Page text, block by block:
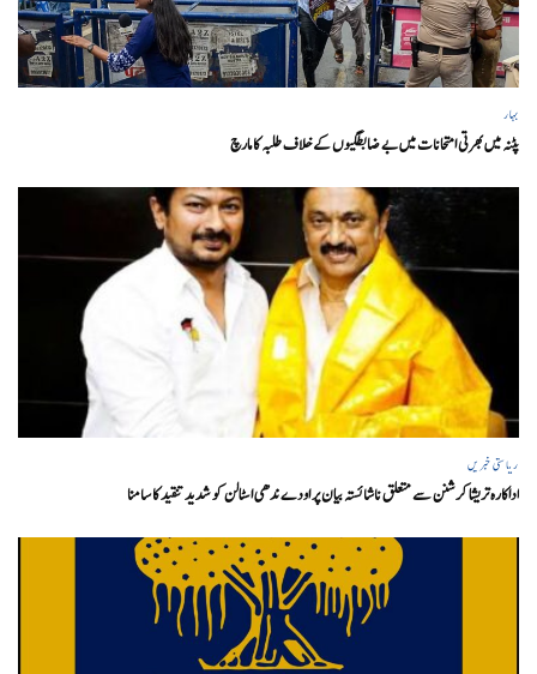
بہار
پٹنہ میں بھرتی امتحانات میں بے ضابطگیوں کے خلاف طلبہ کا مارچ
ریاستی خبریں
اداکارہ تریشا کرشنن سے متعلق ناشائستہ بیان پر اودے ندھی اسٹالن کو شدید تنقید کا سامنا